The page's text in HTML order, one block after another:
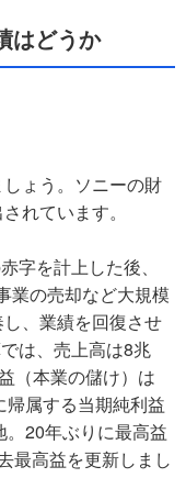
はどうか
ょう。ソニーの財
れています。
字を計上した後、
業の売却など大規模
、業績を回復させ
は、売上高は8兆
（本業の儲け）は
属する当期純利益
20年ぶりに最高益
最高益を更新しまし